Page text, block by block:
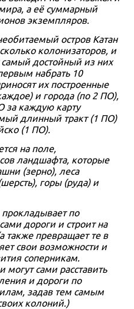
а её суммарный
экземпляров.
остров Катан
колонизаторов, и
достойный из них
набрать 10
их построенные
и города (по 2 ПО),
за каждую карту
длинный тракт (1 ПО)
(1 ПО).
на поле,
ландшафта, которые
(зерно), леса
горы (руда) и
по
дороги и строит на
также превращает те в
свои возможности и
соперникам.
сами расставить
и дороги по
задав тем самым
колоний.)